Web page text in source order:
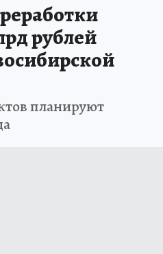
рублей
планируют